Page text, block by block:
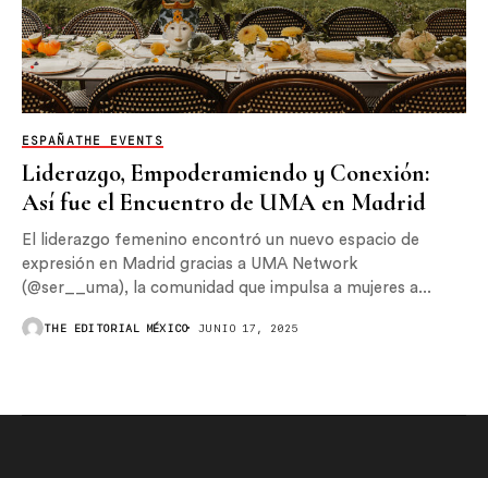
ESPAÑATHE EVENTS
Liderazgo, Empoderamiendo y Conexión:
Así fue el Encuentro de UMA en Madrid
El liderazgo femenino encontró un nuevo espacio de
expresión en Madrid gracias a UMA Network
(@ser__uma), la comunidad que impulsa a mujeres a...
THE EDITORIAL MÉXICO JUNIO 17, 2025